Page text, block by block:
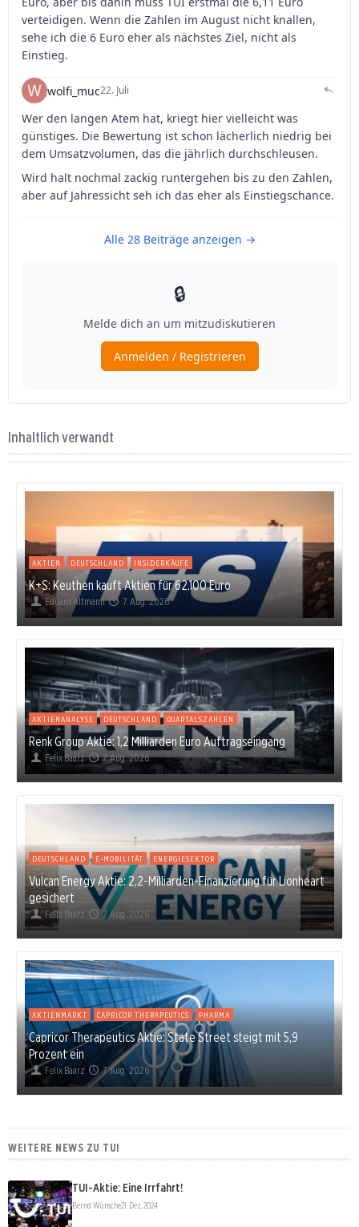
Inhaltlich verwandt
AKTIEN DEUTSCHLAND INSIDERKÄUFE
K+S: Keuthen kauft Aktien für 62.100 Euro
Eduard Altmann 7. Aug. 2026
AKTIENANALYSE DEUTSCHLAND QUARTALSZAHLEN
Renk Group Aktie: 1,2 Milliarden Euro Auftragseingang
Felix Baarz 7. Aug. 2026
DEUTSCHLAND E-MOBILITÄT ENERGIESEKTOR
Vulcan Energy Aktie: 2,2-Milliarden-Finanzierung für Lionheart
gesichert
Felix Baarz 7. Aug. 2026
AKTIENMARKT CAPRICOR THERAPEUTICS PHARMA
Capricor Therapeutics Aktie: State Street steigt mit 5,9
Prozent ein
Felix Baarz 7. Aug. 2026
WEITERE NEWS ZU TUI
TUI-Aktie: Eine Irrfahrt!
Bernd Wünsche21. Dez. 2024